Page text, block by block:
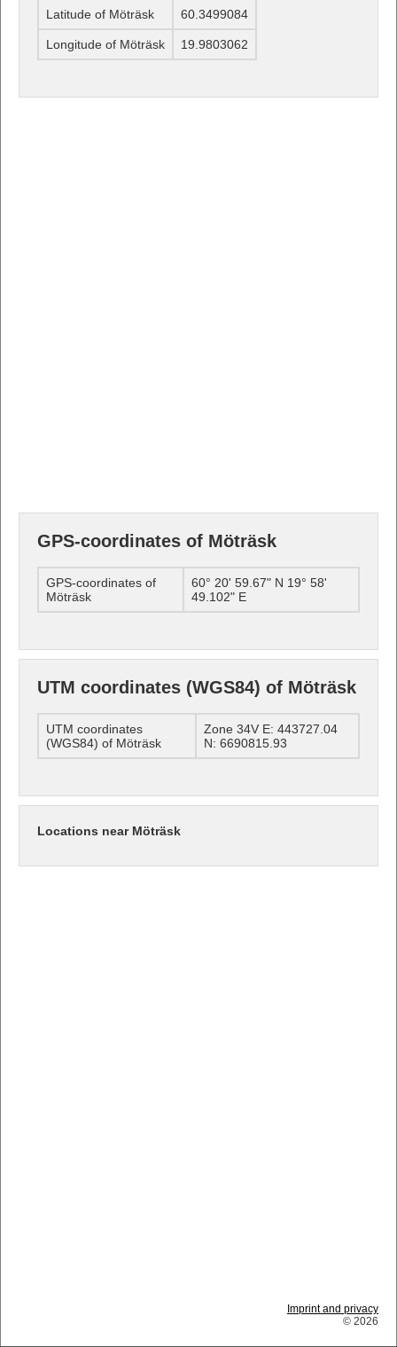
Latitude of Möträsk 60.3499084
Longitude of Möträsk 19.9803062
GPS-coordinates of Möträsk
GPS-coordinates of
Möträsk
60° 20' 59.67" N 19° 58'
49.102" E
UTM coordinates (WGS84) of Möträsk
UTM coordinates
(WGS84) of Möträsk
Zone 34V E: 443727.04
N: 6690815.93
Locations near Möträsk
Imprint and privacy
© 2026